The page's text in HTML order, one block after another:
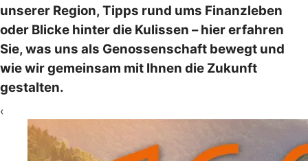
unserer Region, Tipps rund ums Finanzleben
oder Blicke hinter die Kulissen – hier erfahren
Sie, was uns als Genossenschaft bewegt und
wie wir gemeinsam mit Ihnen die Zukunft
gestalten.
‹